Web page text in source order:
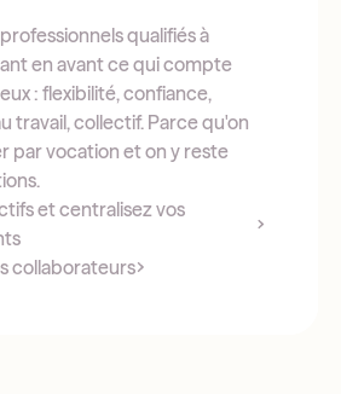
qualifiés à
en avant ce qui compte
: flexibilité, confiance,
travail, collectif. Parce qu'on
par vocation et on y reste
et centralisez vos
collaborateurs